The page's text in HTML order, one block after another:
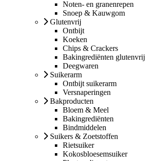
Noten- en granenrepen
Snoep & Kauwgom
Glutenvrij
Ontbijt
Koeken
Chips & Crackers
Bakingrediënten glutenvrij
Deegwaren
Suikerarm
Ontbijt suikerarm
Versnaperingen
Bakproducten
Bloem & Meel
Bakingrediënten
Bindmiddelen
Suikers & Zoetstoffen
Rietsuiker
Kokosbloesemsuiker